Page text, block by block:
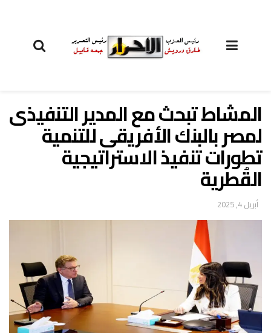
المشاط تبحث مع المدير التنفيذى
لمصر بالبنك الأفريقى للتنمية
تطورات تنفيذ الاستراتيجية
القُطرية
أبريل 4, 2025